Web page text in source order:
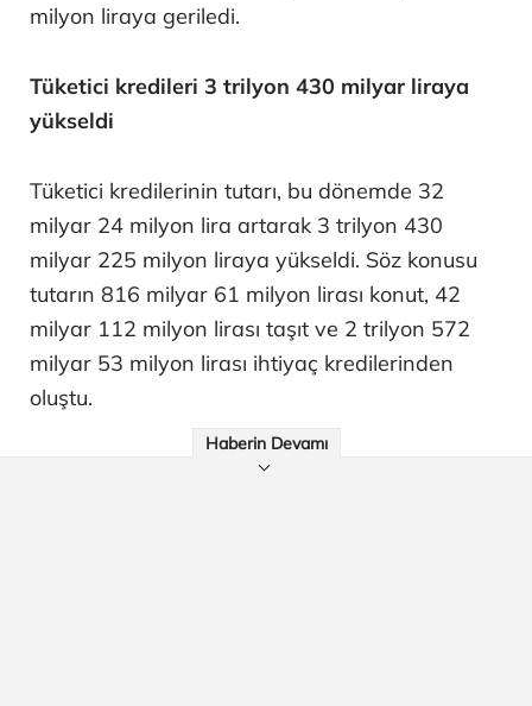
milyon liraya geriledi.
Tüketici kredileri 3 trilyon 430 milyar liraya
yükseldi
Tüketici kredilerinin tutarı, bu dönemde 32
milyar 24 milyon lira artarak 3 trilyon 430
milyar 225 milyon liraya yükseldi. Söz konusu
tutarın 816 milyar 61 milyon lirası konut, 42
milyar 112 milyon lirası taşıt ve 2 trilyon 572
milyar 53 milyon lirası ihtiyaç kredilerinden
oluştu.
Haberin Devamı